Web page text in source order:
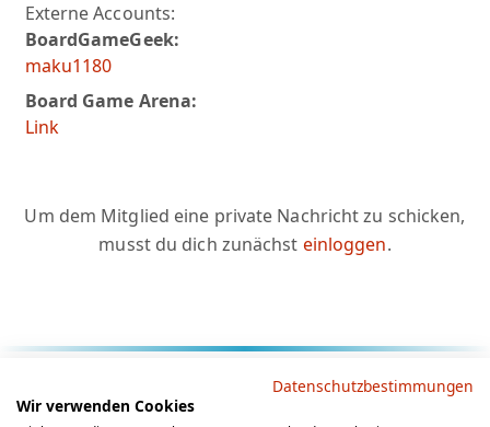
Externe Accounts:
BoardGameGeek:
maku1180
Board Game Arena:
Link
Um dem Mitglied eine private Nachricht zu schicken,
musst du dich zunächst einloggen.
Datenschutzbestimmungen
Wir verwenden Cookies